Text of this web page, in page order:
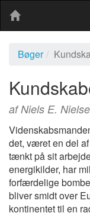
Bøger
af Niels E.
det, været en del
tænkt på sit
energikilder, har
forfærdelige
bliver smidt over
kontinentet til en